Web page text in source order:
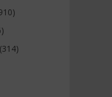
(314)